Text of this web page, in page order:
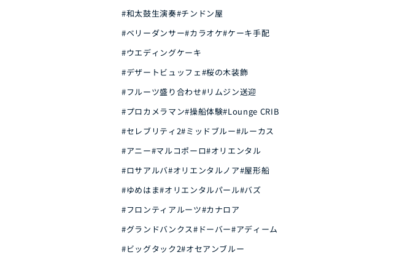
#和太鼓生演奏#チンドン屋
#ベリーダンサー#カラオケ#ケーキ手配
#ウエディングケーキ
#デザートビュッフェ#桜の木装飾
#フルーツ盛り合わせ#リムジン送迎
#プロカメラマン#操船体験#Lounge CRIB
#セレブリティ2#ミッドブルー#ルーカス
#アニー#マルコポーロ#オリエンタル
#ロサアルバ#オリエンタルノア#屋形船
#ゆめはま#オリエンタルパール#バズ
#フロンティアルーツ#カナロア
#グランドバンクス#ドーバー#アディーム
#ビッグタック2#オセアンブルー